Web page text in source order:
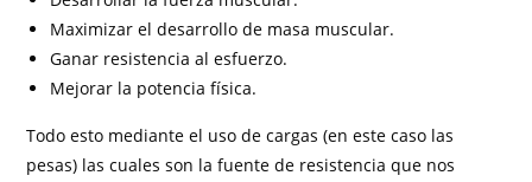
Maximizar el desarrollo de masa muscular.
Ganar resistencia al esfuerzo.
Mejorar la potencia física.
Todo esto mediante el uso de cargas (en este caso las
pesas) las cuales son la fuente de resistencia que nos